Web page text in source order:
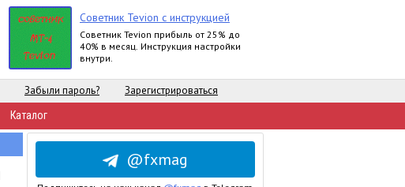
Советник Tevion с инструкцией
Cоветник Tevion прибыль от 25% до
40% в месяц. Инструкция настройки
внутри.
Забыли пароль? Зарегистрироваться
Каталог
@fxmag